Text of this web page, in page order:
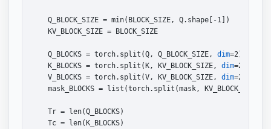
    Q_BLOCK_SIZE = min(BLOCK_SIZE, Q.shape[-1])
    KV_BLOCK_SIZE = BLOCK_SIZE
    Q_BLOCKS = torch.split(Q, Q_BLOCK_SIZE,
dim=2)
    K_BLOCKS = torch.split(K, KV_BLOCK_SIZE,
dim=2)
    V_BLOCKS = torch.split(V, KV_BLOCK_SIZE,
dim=2)
    mask_BLOCKS = list(torch.split(mask, KV_BLOCK_SIZE,
    Tr = len(Q_BLOCKS)
    Tc = len(K_BLOCKS)